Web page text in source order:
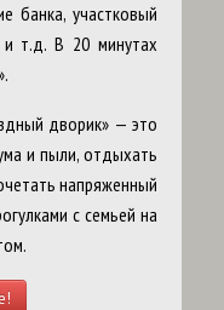
банка, участковый
и т.д. В 20 минутах
дворик» — это
и пыли, отдыхать
напряженный
с семьей на